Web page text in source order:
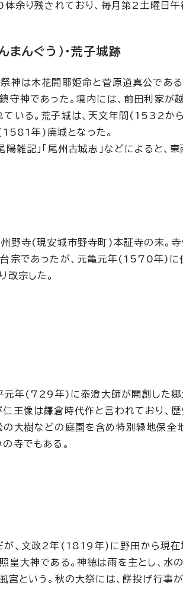
余り残されており、毎月第2土曜日午
まんぐう）・荒子城跡
神は木花開耶姫命と菅原道真公であ
守神であった。境内には、前田利家が
ている。荒子城は、天文年間(1532か
年)廃城となった。
陽雑記」「尾州古城志」などによると
州野寺(現安城市野寺町)本証寺の末。
台宗であったが、元亀元年(1570年)
改宗した。
元年(729年)に泰澄大師が開創した郷
王像は鎌倉時代作と言われており、
大樹などの庭園を含め特別緑地保全
寺でもある。
が、文政2年(1819年)に野田から現在
皇大神である。神徳は雨を主とし、水
宮という。秋の大祭には、餅投げ行事